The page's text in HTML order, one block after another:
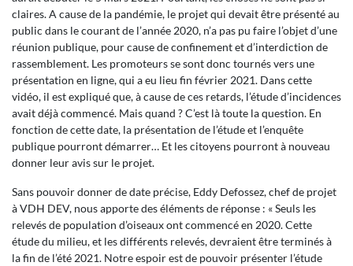
claires. A cause de la pandémie, le projet qui devait être présenté au
public dans le courant de l’année 2020, n’a pas pu faire l’objet d’une
réunion publique, pour cause de confinement et d’interdiction de
rassemblement. Les promoteurs se sont donc tournés vers une
présentation en ligne, qui a eu lieu fin février 2021. Dans cette
vidéo, il est expliqué que, à cause de ces retards, l’étude d’incidences
avait déjà commencé. Mais quand ? C’est là toute la question. En
fonction de cette date, la présentation de l’étude et l’enquête
publique pourront démarrer… Et les citoyens pourront à nouveau
donner leur avis sur le projet.
Sans pouvoir donner de date précise, Eddy Defossez, chef de projet
à VDH DEV, nous apporte des éléments de réponse : « Seuls les
relevés de population d’oiseaux ont commencé en 2020. Cette
étude du milieu, et les différents relevés, devraient être terminés à
la fin de l’été 2021. Notre espoir est de pouvoir présenter l’étude